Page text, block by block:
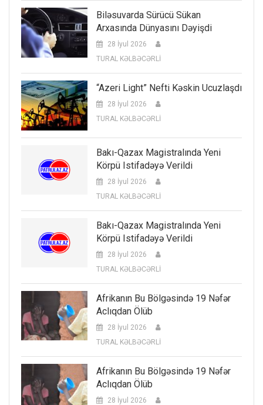
Biləsuvarda Sürücü Sükan
Arxasında Dünyasını Dəyişdi
28 İyul 2026
TURAL KƏLBƏCƏRLİ
“Azeri Light” Nefti Kəskin Ucuzlaşdı
28 İyul 2026
TURAL KƏLBƏCƏRLİ
Bakı-Qazax Magistralında Yeni
Körpü Istifadəyə Verildi
28 İyul 2026
TURAL KƏLBƏCƏRLİ
Bakı-Qazax Magistralında Yeni
Körpü Istifadəyə Verildi
28 İyul 2026
TURAL KƏLBƏCƏRLİ
Afrikanın Bu Bölgəsində 19 Nəfər
Aclıqdan Ölüb
28 İyul 2026
TURAL KƏLBƏCƏRLİ
Afrikanın Bu Bölgəsində 19 Nəfər
Aclıqdan Ölüb
28 İyul 2026